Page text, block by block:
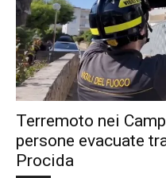
Terremoto nei
persone evacuate
Procida